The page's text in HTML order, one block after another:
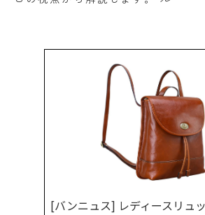
[バンニュス] レディースリュ